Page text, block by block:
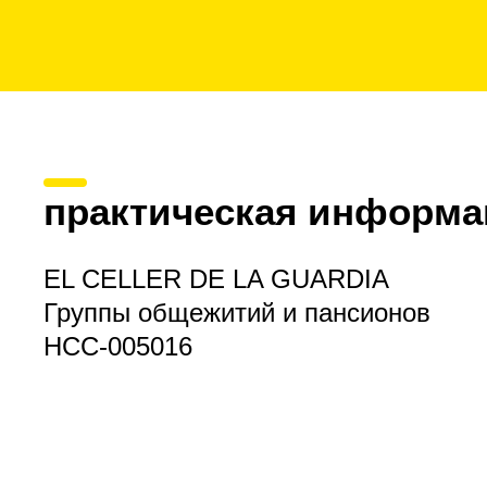
практическая
EL CELLER DE LA GUARDIA
Группы общежитий и пансионов
HCC-005016